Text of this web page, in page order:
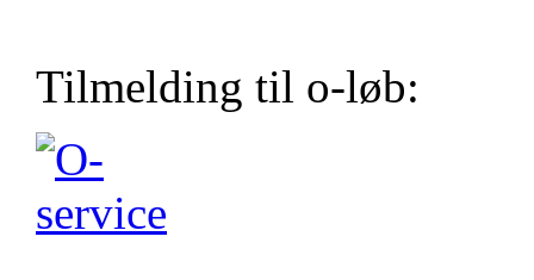
Tilmelding til o-løb: